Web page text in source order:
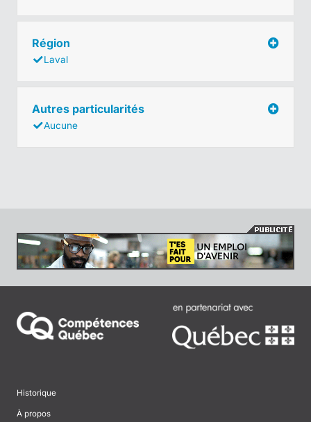
Région
Laval
Autres particularités
Aucune
Historique
À propos